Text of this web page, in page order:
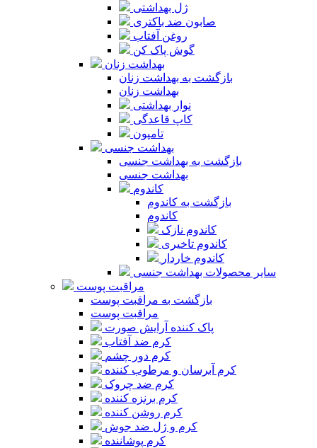
ژل بهداشتی
صابون ضد باکتری
روغن آفتاب
گوش پاک کن
بهداشت زنان
بازگشت به بهداشت زنان
بهداشت زنان
نوار بهداشتی
کاپ قاعدگی
تامپون
بهداشت جنسی
بازگشت به بهداشت جنسی
بهداشت جنسی
کاندوم
بازگشت به کاندوم
کاندوم
کاندوم نازک
کاندوم تاخیری
کاندوم خاردار
سایر محصولات بهداشت جنسی
مراقبت پوست
بازگشت به مراقبت پوست
مراقبت پوست
پاک کننده آرایش صورت
کرم ضد آفتاب
کرم دور چشم
کرم آبرسان و مرطوب کننده
کرم ضد چروک
کرم برنزه کننده
کرم روشن کننده
کرم و ژل ضد جوش
کرم پوشاننده